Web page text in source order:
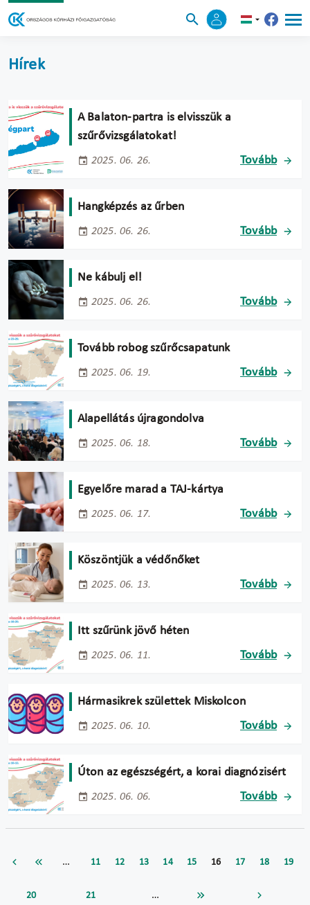
Hírek
A Balaton-partra is elvisszük a
szűrővizsgálatokat!
2025. 06. 26. Tovább
Hangképzés az űrben
2025. 06. 26. Tovább
Ne kábulj el!
2025. 06. 26. Tovább
Tovább robog szűrőcsapatunk
2025. 06. 19. Tovább
Alapellátás újragondolva
2025. 06. 18. Tovább
Egyelőre marad a TAJ-kártya
2025. 06. 17. Tovább
Köszöntjük a védőnőket
2025. 06. 13. Tovább
Itt szűrünk jövő héten
2025. 06. 11. Tovább
Hármasikrek születtek Miskolcon
2025. 06. 10. Tovább
Úton az egészségért, a korai diagnózisért
2025. 06. 06. Tovább
… 11 12 13 14 15 16 17 18 19
20 21 …